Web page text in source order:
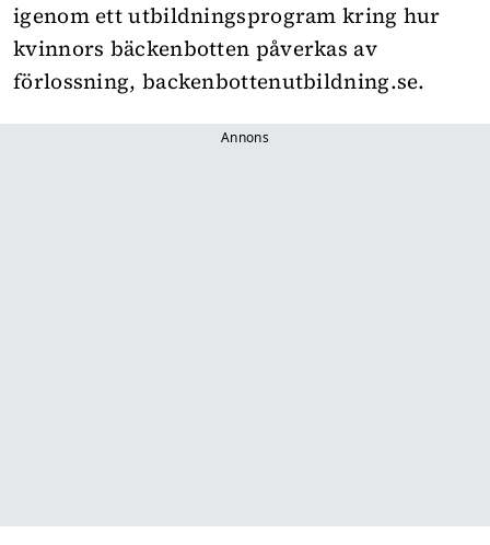
igenom ett utbildningsprogram kring hur
kvinnors bäckenbotten påverkas av
förlossning, backenbottenutbildning.se.
Annons